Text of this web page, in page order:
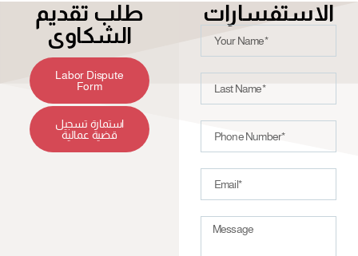
طلب تقديم
الشكاوى
Labor Dispute
Form
استمارة تسجيل
قضية عمالية
الاستفسارات